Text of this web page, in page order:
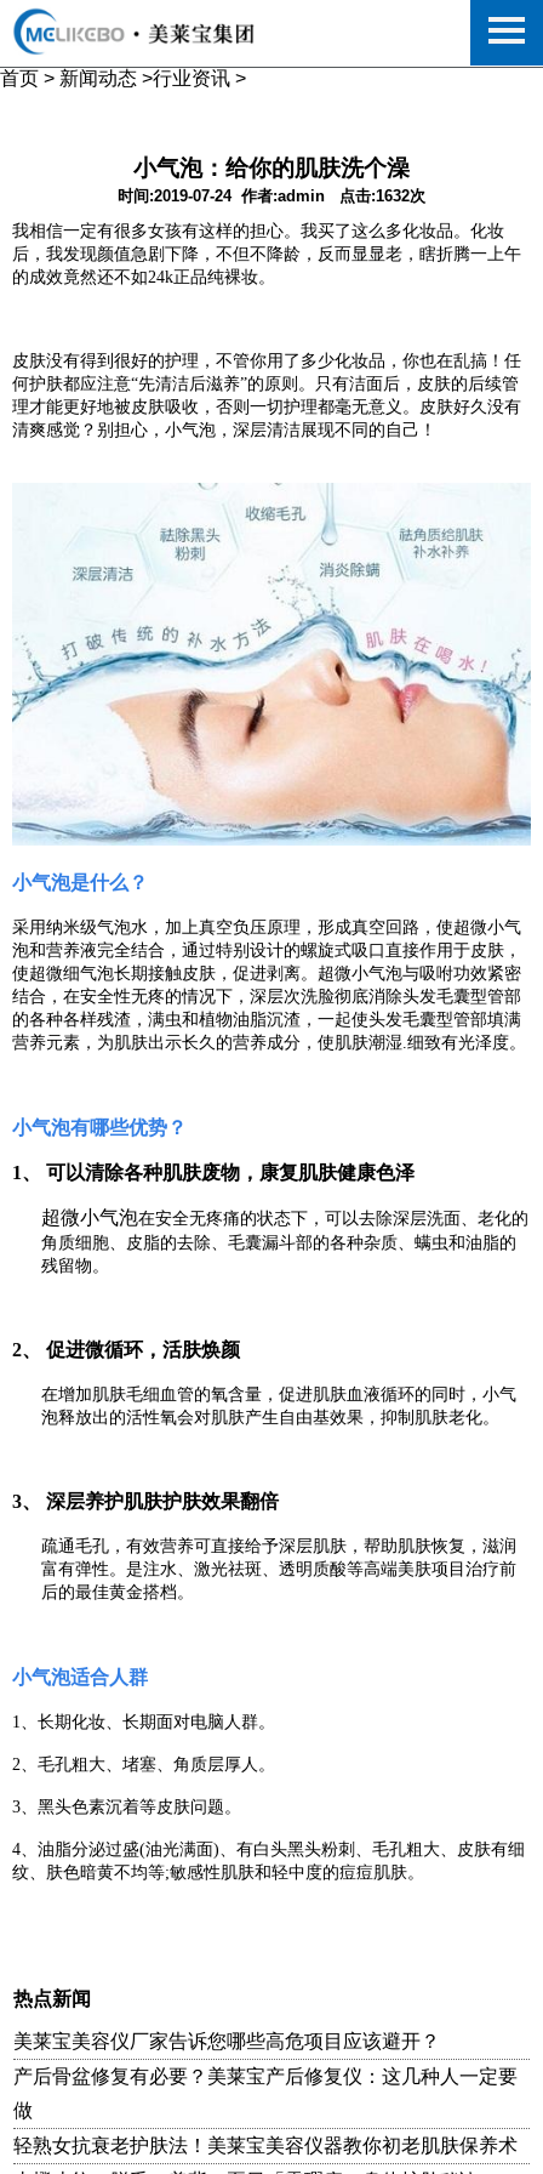
首页 > 新闻动态 >行业资讯 >
小气泡：给你的肌肤洗个澡
时间:2019-07-24 作者:admin
点击:1632次
我相信一定有很多女孩有这样的担心。我买了这么多化妆品。化妆
后，我发现颜值急剧下降，不但不降龄，反而显显老，瞎折腾一上午
的成效竟然还不如24k正品纯裸妆。
皮肤没有得到很好的护理，不管你用了多少化妆品，你也在乱搞！任
何护肤都应注意“先清洁后滋养”的原则。只有洁面后，皮肤的后续管
理才能更好地被皮肤吸收，否则一切护理都毫无意义。皮肤好久没有
清爽感觉？别担心，小气泡，深层清洁展现不同的自己！
小气泡是什么？
采用纳米级气泡水，加上真空负压原理，形成真空回路，使超微小气
泡和营养液完全结合，通过特别设计的螺旋式吸口直接作用于皮肤，
使超微细气泡长期接触皮肤，促进剥离。超微小气泡与吸咐功效紧密
结合，在安全性无疼的情况下，深层次洗脸彻底消除头发毛囊型管部
的各种各样残渣，满虫和植物油脂沉渣，一起使头发毛囊型管部填满
营养元素，为肌肤出示长久的营养成分，使肌肤潮湿 细致有光泽度。
小气泡有哪些优势？
1、 可以清除各种肌肤废物，康复肌肤健康色泽
超微小气泡在安全无疼痛的状态下，可以去除深层洗面、老化的
角质细胞、皮脂的去除、毛囊漏斗部的各种杂质、螨虫和油脂的
残留物。
2、 促进微循环，活肤焕颜
在增加肌肤毛细血管的氧含量，促进肌肤血液循环的同时，小气
泡释放出的活性氧会对肌肤产生自由基效果，抑制肌肤老化。
3、 深层养护肌肤护肤效果翻倍
疏通毛孔，有效营养可直接给予深层肌肤，帮助肌肤恢复，滋润
富有弹性。是注水、激光祛斑、透明质酸等高端美肤项目治疗前
后的最佳黄金搭档。
小气泡适合人群
1、长期化妆、长期面对电脑人群。
2、毛孔粗大、堵塞、角质层厚人。
3、黑头色素沉着等皮肤问题。
4、油脂分泌过盛(油光满面) 、有白头黑头粉刺、毛孔粗大、皮肤有细
纹、肤色暗黄不均等;敏感性肌肤和轻中度的痘痘肌肤。
热点新闻
美莱宝美容仪厂家告诉您哪些高危项目应该避开？
产后骨盆修复有必要？美莱宝产后修复仪：这几种人一定要
做
轻熟女抗衰老护肤法！美莱宝美容仪器教你初老肌肤保养术